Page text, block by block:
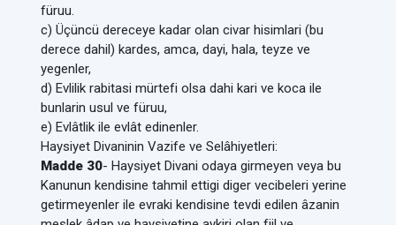
füruu.
c) Üçüncü dereceye kadar olan civar hisimlari (bu
derece dahil) kardes, amca, dayi, hala, teyze ve
yegenler,
d) Evlilik rabitasi mürtefi olsa dahi kari ve koca ile
bunlarin usul ve füruu,
e) Evlâtlik ile evlât edinenler.
Haysiyet Divaninin Vazife ve Selâhiyetleri:
Madde 30- Haysiyet Divani odaya girmeyen veya bu
Kanunun kendisine tahmil ettigi diger vecibeleri yerine
getirmeyenler ile evraki kendisine tevdi edilen âzanin